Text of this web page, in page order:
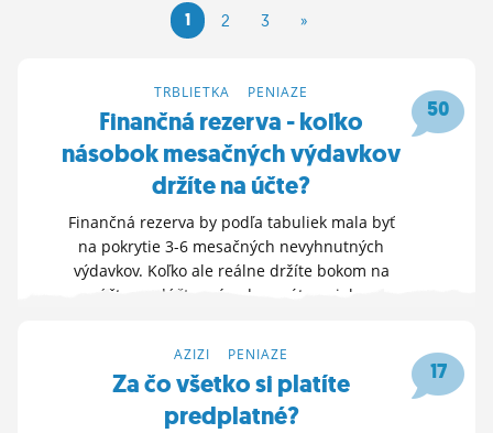
FÓRUM
STATUSY
BLOGY
OBRÁZKY
ĽUDIA
NASTAVENIA
ROLETA
1 2 3 »
50
TRBLIETKA PENIAZE
Finančná rezerva - koľko
násobok mesačných výdavkov
držíte na účte?
Finančná rezerva by podľa tabuliek mala byť
na pokrytie 3-6 mesačných nevyhnutných
výdavkov. Koľko ale reálne držíte bokom na
účte, podúčte prípadne máte nejako
OTVOR FÓRUM »
4. 3. 2026 11:13
17
AZIZI PENIAZE
Za čo všetko si platíte
predplatné?